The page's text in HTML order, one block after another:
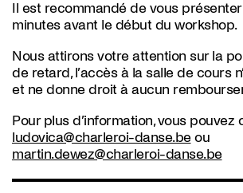
Il est recommandé de vous présenter
minutes avant le début du workshop.
Nous attirons votre attention sur la
de retard, l’accès à la salle de cours
et ne donne droit à aucun
Pour plus d’information, vous pouvez
ludovica@charleroi-danse.beou
martin.dewez@charleroi-danse.be